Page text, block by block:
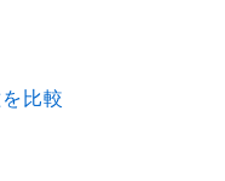
比較